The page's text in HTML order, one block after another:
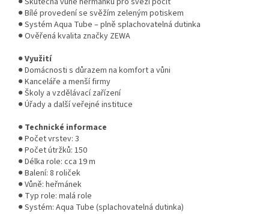
● Bílé provedení se svěžím zeleným potiskem
● Systém Aqua Tube – plně splachovatelná dutinka
● Ověřená kvalita značky ZEWA
●Využití
● Domácnosti s důrazem na komfort a vůni
● Kanceláře a menší firmy
● Školy a vzdělávací zařízení
● Úřady a další veřejné instituce
● Technické informace
● Počet vrstev: 3
● Počet útržků: 150
● Délka role: cca 19 m
● Balení: 8 roliček
● Vůně: heřmánek
● Typ role: malá role
● Systém: Aqua Tube (splachovatelná dutinka)